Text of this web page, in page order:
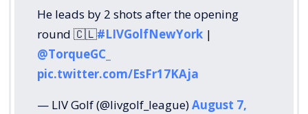
He leads by 2 shots after the opening
round 🇨🇱#LIVGolfNewYork |
@TorqueGC_
pic.twitter.com/EsFr17KAja
— LIV Golf (@livgolf_league)August 7,